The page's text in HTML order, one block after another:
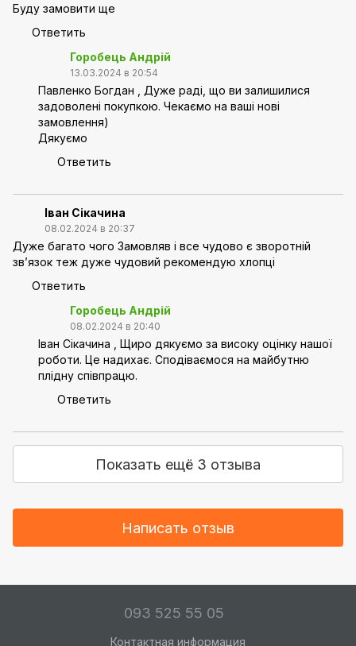
Буду замовити ще
Ответить
Горобець Андрій
13.03.2024 в 20:54
Павленко Богдан , Дуже раді, що ви залишилися
задоволені покупкою. Чекаємо на ваші нові
замовлення)
Дякуємо
Ответить
Іван Сікачина
08.02.2024 в 20:37
Дуже багато чого Замовляв і все чудово є зворотній
зв’язок теж дуже чудовий рекомендую хлопці
Ответить
Горобець Андрій
08.02.2024 в 20:40
Іван Сікачина , Щиро дякуємо за високу оцінку нашої
роботи. Це надихає. Сподіваємося на майбутню
плідну співпрацю.
Ответить
Показать ещё 3 отзыва
Написать отзыв
093 525 55 05
Контактная информация